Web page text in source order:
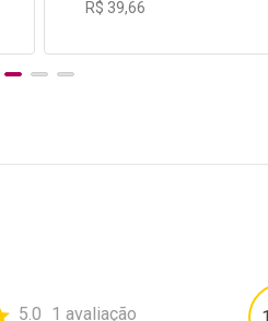
R$ 39,66
5.0 1 avaliação